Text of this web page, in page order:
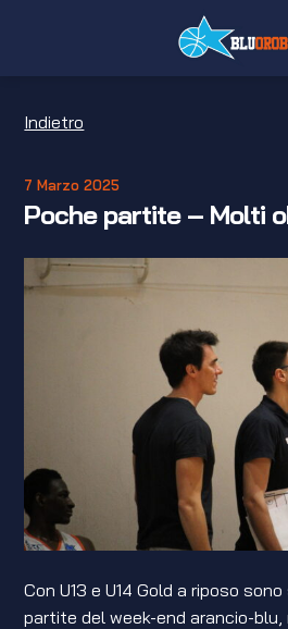
Indietro
7 Marzo 2025
Poche partite – Molti
Con U13 e U14 Gold a riposo
partite del week-end arancio-